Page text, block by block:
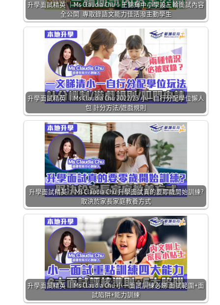
升學面試精英 ｜Ms Claudia Chu：王錦輝中小學設三輪面試內容
全公開 專取錄語文能力佳活潑主動學生
升學面試精英 ｜Ms Claudia Chu 2022/23 小一自行分配學位懶人
包 計分方法/遊戲規則
升學面試精英 ｜Ms Claudia Chu 升學面試真的要零歲開始訓練?
取決於家長家庭教養方式
升學面試精英 ｜Ms Claudia Chu 小一面試訓練必睇 面試範圍+面
試陷阱+能力訓練